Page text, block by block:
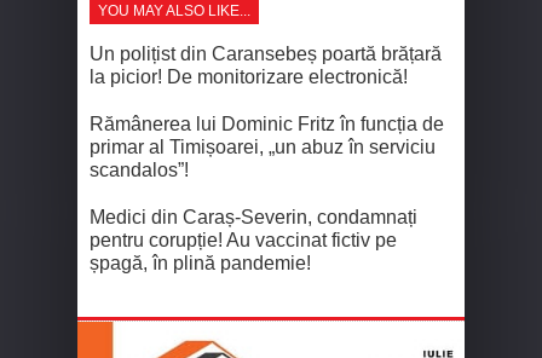
YOU MAY ALSO LIKE...
Un polițist din Caransebeș poartă brățară
la picior! De monitorizare electronică!
Rămânerea lui Dominic Fritz în funcția de
primar al Timișoarei, „un abuz în serviciu
scandalos”!
Medici din Caraș-Severin, condamnați
pentru corupție! Au vaccinat fictiv pe
șpagă, în plină pandemie!